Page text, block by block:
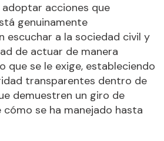
acciones que
genuinamente
escuchar a la sociedad civil y
de actuar de manera
que se le exige, estableciendo
transparentes dentro de
demuestren un giro de
se ha manejado hasta